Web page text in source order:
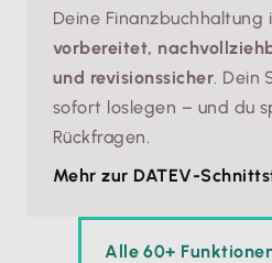
Deine Finanzbuchhaltung
vorbereitet,
und revisionssicher .
sofort loslegen – und du
Rückfragen.
Mehr zur DATEV-
Alle 60+